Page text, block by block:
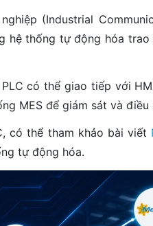
(Industrial
hệ thống tự động hóa
có thể giao tiếp với
MES để giám sát và
có thể tham khảo bài viết
tự động hóa.